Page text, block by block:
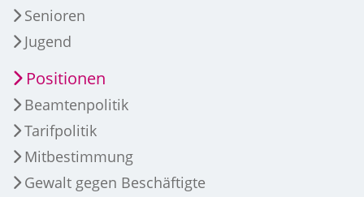
Senioren
Jugend
Positionen
Beamtenpolitik
Tarifpolitik
Mitbestimmung
Gewalt gegen Beschäftigte